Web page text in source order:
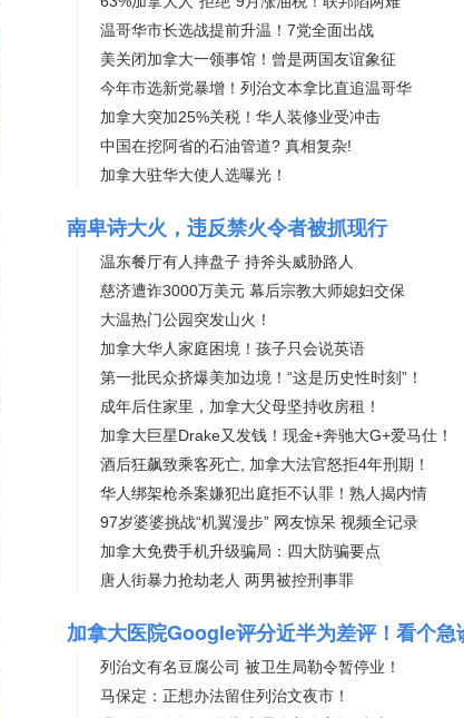
温哥华市长选战提前升温！7党全面出战
美关闭加拿大一领事馆！曾是两国友谊象征
今年市选新党暴增！列治文本拿比直追温哥华
加拿大突加25%关税！华人装修业受冲击
中国在挖阿省的石油管道? 真相复杂!
加拿大驻华大使人选曝光！
南卑诗大火，违反禁火令者被抓现行
温东餐厅有人摔盘子 持斧头威胁路人
慈济遭诈3000万美元 幕后宗教大师媳妇交保
大温热门公园突发山火！
加拿大华人家庭困境！孩子只会说英语
第一批民众挤爆美加边境！“这是历史性时刻”！
成年后住家里，加拿大父母坚持收房租！
加拿大巨星Drake又发钱！现金+奔驰大G+爱马仕！
酒后狂飙致乘客死亡, 加拿大法官怒拒4年刑期！
华人绑架枪杀案嫌犯出庭拒不认罪！熟人揭内情
97岁婆婆挑战“机翼漫步” 网友惊呆 视频全记录
加拿大免费手机升级骗局：四大防骗要点
唐人街暴力抢劫老人 两男被控刑事罪
列治文有名豆腐公司 被卫生局勒令暂停业！
马保定：正想办法留住列治文夜市！